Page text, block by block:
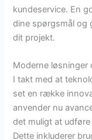
kundeservice. En
dine spørgsmål og
dit projekt.
Moderne løsninger
I takt med at
set en række
anvender nu
det muligt at
Dette inkluderer